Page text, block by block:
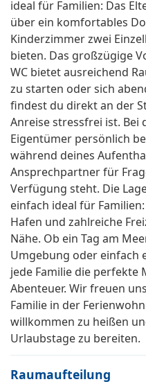
ideal für Familien: Das
über ein komfortables
Kinderzimmer zwei
bieten. Das großzügige
WC bietet ausreichend
zu starten oder sich
findest du direkt an der
Anreise stressfrei ist.
Eigentümer persönlich
während deines
Ansprechpartner für
Verfügung steht. Die
einfach ideal für
Hafen und zahlreiche
Nähe. Ob ein Tag am
Umgebung oder einfach
jede Familie die perfekte
Abenteuer. Wir freuen
Familie in der
willkommen zu heißen
Urlaubstage zu bereiten.
Raumaufteilung